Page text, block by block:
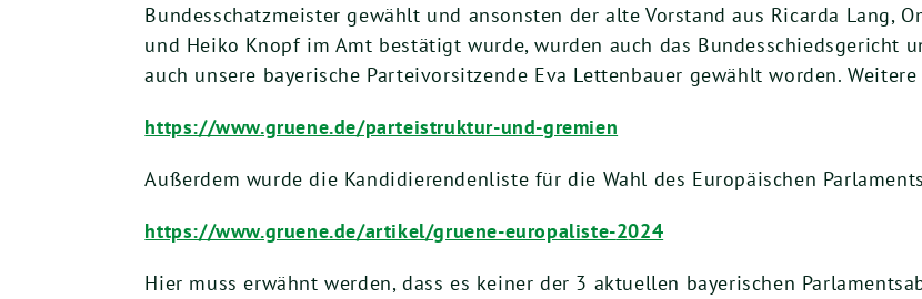
Bun­des­schatz­meis­ter gewählt und ansons­ten der alte Vor­stand aus Ricar­da Lang,
und Hei­ko Knopf im Amt bestä­tigt wur­de, wur­den auch das Bun­des­schieds­ge­richt
auch unse­re baye­ri­sche Par­tei­vor­sit­zen­de Eva Let­ten­bau­er gewählt wor­den.
https://​www​.grue​ne​.de/​p​a​r​t​e​i​s​t​r​u​k​t​u​r​-​u​n​d​-​g​r​e​m​ien
Außer­dem wur­de die Kan­di­die­ren­den­lis­te für die Wahl des Euro­päi­schen
https://​www​.grue​ne​.de/​a​r​t​i​k​e​l​/​g​r​u​e​n​e​-​e​u​r​o​p​a​l​i​s​t​e​-​2024
Hier muss erwähnt wer­den, dass es kei­ner der 3 aktu­el­len baye­ri­schen